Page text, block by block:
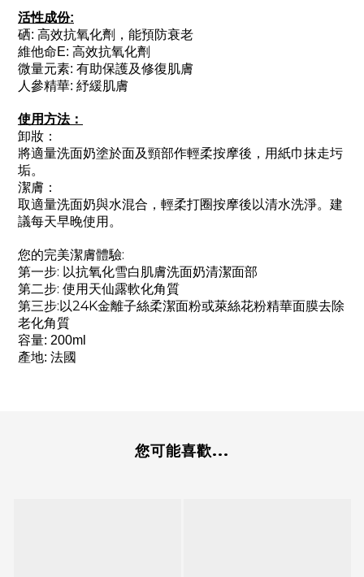
活性成份:
硒: 高效抗氧化劑，能預防衰老
維他命E: 高效抗氧化劑
微量元素: 有助保護及修復肌膚
人參精華: 紓緩肌膚
使用方法：
卸妝：
將適量洗面奶塗於面及頸部作輕柔按摩後，用紙巾抹走圬
垢。
潔膚：
取適量洗面奶與水混合，輕柔打圈按摩後以清水洗淨。建
議每天早晚使用。
您的完美潔膚體驗:
第一步: 以抗氧化雪白肌膚洗面奶清潔面部
第二步: 使用天仙露軟化角質
第三步:以24K金離子絲柔潔面粉或萊絲花粉精華面膜去除
老化角質
容量: 200ml
產地: 法國
您可能喜歡...